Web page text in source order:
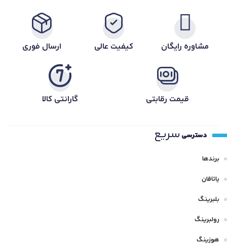
مشاوره رایگان کیفیت عالی ارسال فوری
قیمت رقابتی گارانتی کالا
دسترسی سریع
برندها
یاتاقان
بلبرینگ
رولبرینگ
هوزینگ